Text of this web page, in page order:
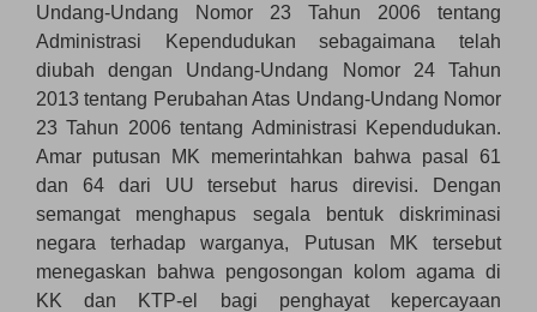
Undang-Undang Nomor 23 Tahun 2006 tentang
Administrasi Kependudukan sebagaimana telah
diubah dengan Undang-Undang Nomor 24 Tahun
2013 tentang Perubahan Atas Undang-Undang Nomor
23 Tahun 2006 tentang Administrasi Kependudukan.
Amar putusan MK memerintahkan bahwa pasal 61
dan 64 dari UU tersebut harus direvisi. Dengan
semangat menghapus segala bentuk diskriminasi
negara terhadap warganya, Putusan MK tersebut
menegaskan bahwa pengosongan kolom agama di
KK dan KTP-el bagi penghayat kepercayaan